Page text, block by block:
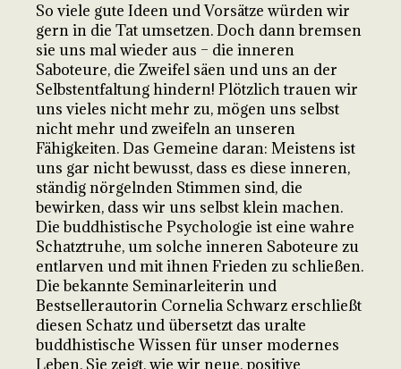
So viele gute Ideen und Vorsätze würden wir
gern in die Tat umsetzen. Doch dann bremsen
sie uns mal wieder aus – die inneren
Saboteure, die Zweifel säen und uns an der
Selbstentfaltung hindern! Plötzlich trauen wir
uns vieles nicht mehr zu, mögen uns selbst
nicht mehr und zweifeln an unseren
Fähigkeiten. Das Gemeine daran: Meistens ist
uns gar nicht bewusst, dass es diese inneren,
ständig nörgelnden Stimmen sind, die
bewirken, dass wir uns selbst klein machen.
Die buddhistische Psychologie ist eine wahre
Schatztruhe, um solche inneren Saboteure zu
entlarven und mit ihnen Frieden zu schließen.
Die bekannte Seminarleiterin und
Bestsellerautorin Cornelia Schwarz erschließt
diesen Schatz und übersetzt das uralte
buddhistische Wissen für unser modernes
Leben. Sie zeigt, wie wir neue, positive